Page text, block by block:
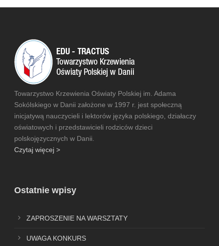
Towarzystwo Krzewienia Oświaty Polskiej im. Adama
Sokólskiego w Danii założone w 1997 r. jest społeczną
inicjatywą nauczycieli i lektorów języka polskiego, działaczy
oświatowych i przedstawicieli rodziców dzieci
polskojęzycznych w Danii.
Czytaj więcej >
Ostatnie wpisy
ZAPROSZENIE NA WARSZTATY
UWAGA KONKURS